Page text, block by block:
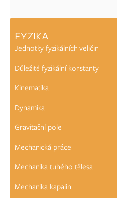
FYZIKA
Jednotky fyzikálních veličin
Důležité fyzikální konstanty
Kinematika
Dynamika
Gravitační pole
Mechanická práce
Mechanika tuhého tělesa
Mechanika kapalin